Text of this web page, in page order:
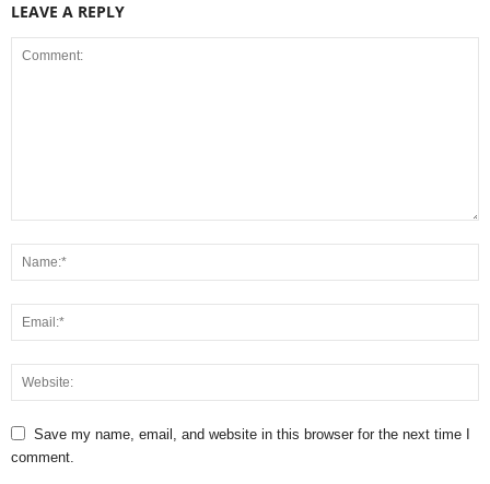
LEAVE A REPLY
Save my name, email, and website in this browser for the next time I
comment.